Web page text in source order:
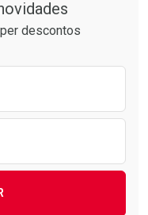
sem Desconto
sem Desconto
descontos